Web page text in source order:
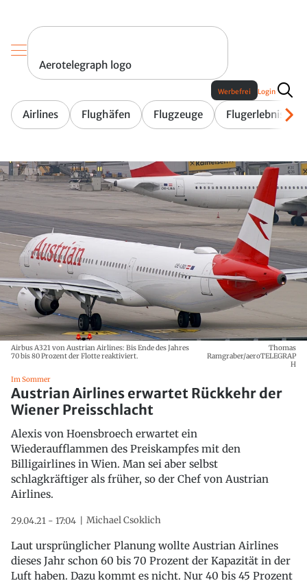
Aerotelegraph logo
Airlines Flughäfen Flugzeuge Flugerlebnis
Werbefrei Login
Airbus A321 von Austrian Airlines: Bis Ende des Jahres
70 bis 80 Prozent der Flotte reaktiviert.
Thomas
Ramgraber/aeroTELEGRAP
H
Im Sommer
Austrian Airlines erwartet Rückkehr der
Wiener Preisschlacht
Alexis von Hoensbroech erwartet ein
Wiederaufflammen des Preiskampfes mit den
Billigairlines in Wien. Man sei aber selbst
schlagkräftiger als früher, so der Chef von Austrian
Airlines.
29.04.21 - 17:04 Michael Csoklich
Laut ursprünglicher Planung wollte Austrian Airlines
dieses Jahr schon 60 bis 70 Prozent der Kapazität in der
Luft haben. Dazu kommt es nicht. Nur 40 bis 45 Prozent